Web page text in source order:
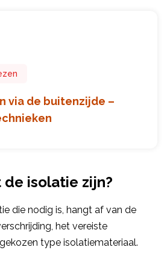
via de buitenzijde –
isolatie zijn?
die nodig is, hangt af van de
het vereiste
type isolatiemateriaal.